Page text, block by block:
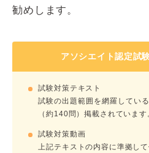
勧めします。
アソシエイト認定試
試験対策テキスト
試験の出題範囲を網羅してい
（約140問）掲載されています
試験対策動画
上記テキストの内容に準拠し